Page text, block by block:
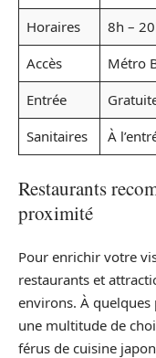
Horaires
8h –
Accès
Métro
Entrée
Sanitaires
À
Restaurants
proximité
Pour enrichir votre
restaurants et
environs. À
une multitude de
férus de cuisine